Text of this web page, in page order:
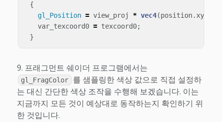
{
gl_Position = view_proj * vec4(position.xyz
var_texcoord0 = texcoord0;
}
프래그먼트 쉐이더 프로그램에서는
gl_FragColor
를 샘플링한 색상 값으로 직접 설정하
는 대신 간단한 색상 조작을 수행해 보겠습니다. 이는
지금까지 모든 것이 예상대로 동작하는지 확인하기 위
한 것입니다.